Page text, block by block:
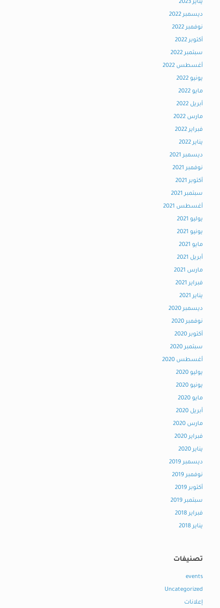
يناير 2023
ديسمبر 2022
نوفمبر 2022
أكتوبر 2022
سبتمبر 2022
أغسطس 2022
يونيو 2022
مايو 2022
أبريل 2022
مارس 2022
فبراير 2022
يناير 2022
ديسمبر 2021
نوفمبر 2021
أكتوبر 2021
سبتمبر 2021
أغسطس 2021
يوليو 2021
يونيو 2021
مايو 2021
أبريل 2021
مارس 2021
فبراير 2021
يناير 2021
ديسمبر 2020
نوفمبر 2020
أكتوبر 2020
سبتمبر 2020
أغسطس 2020
يوليو 2020
يونيو 2020
مايو 2020
أبريل 2020
مارس 2020
فبراير 2020
يناير 2020
ديسمبر 2019
نوفمبر 2019
أكتوبر 2019
سبتمبر 2019
فبراير 2018
يناير 2018
تصنيفات
events
Uncategorized
إعلانات